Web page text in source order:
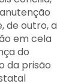
de outro, a
em cela
do
da prisão